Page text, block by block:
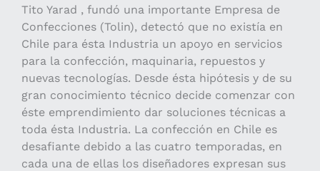
Tito Yarad , fundó una importante Empresa de
Confecciones (Tolin), detectó que no existía en
Chile para ésta Industria un apoyo en servicios
para la confección, maquinaria, repuestos y
nuevas tecnologías. Desde ésta hipótesis y de su
gran conocimiento técnico decide comenzar con
éste emprendimiento dar soluciones técnicas a
toda ésta Industria. La confección en Chile es
desafiante debido a las cuatro temporadas, en
cada una de ellas los diseñadores expresan sus